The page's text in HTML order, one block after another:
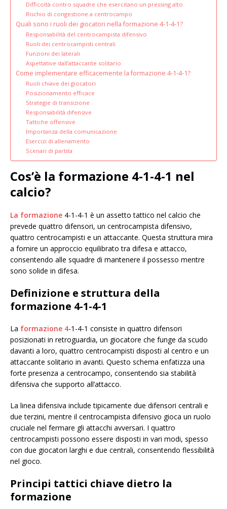
Difficoltà contro squadre che esercitano un pressing alto
Rischio di congestione a centrocampo
Quali sono i ruoli dei giocatori nella formazione 4-1-4-1?
Responsabilità del centrocampista difensivo
Ruoli dei centrocampisti centrali
Funzioni dei laterali
Aspettative dall’attaccante solitario
Come implementare efficacemente la formazione 4-1-4-1?
Ruoli chiave dei giocatori
Posizionamento efficace
Strategie di transizione
Responsabilità difensive
Tattiche offensive
Importanza della comunicazione
Esercizi di allenamento
Scenari di partita
Cos’è la formazione 4-1-4-1 nel
calcio?
La formazione 4-1-4-1 è un assetto tattico nel calcio che
prevede quattro difensori, un centrocampista difensivo,
quattro centrocampisti e un attaccante. Questa struttura mira
a fornire un approccio equilibrato tra difesa e attacco,
consentendo alle squadre di mantenere il possesso mentre
sono solide in difesa.
Definizione e struttura della
formazione 4-1-4-1
La formazione 4-1-4-1 consiste in quattro difensori
posizionati in retroguardia, un giocatore che funge da scudo
davanti a loro, quattro centrocampisti disposti al centro e un
attaccante solitario in avanti. Questo schema enfatizza una
forte presenza a centrocampo, consentendo sia stabilità
difensiva che supporto all’attacco.
La linea difensiva include tipicamente due difensori centrali e
due terzini, mentre il centrocampista difensivo gioca un ruolo
cruciale nel fermare gli attacchi avversari. I quattro
centrocampisti possono essere disposti in vari modi, spesso
con due giocatori larghi e due centrali, consentendo flessibilità
nel gioco.
Principi tattici chiave dietro la
formazione